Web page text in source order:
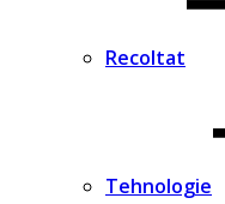
Recoltat
Tehnologie